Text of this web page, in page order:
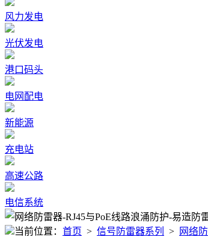
风力发电
光伏发电
港口码头
电网配电
新能源
充电站
高速公路
电信系统
当前位置： 首页 > 信号防雷器系列 > 网络